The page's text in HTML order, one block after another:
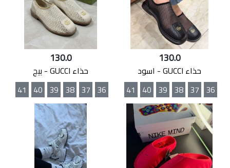
130.0
حذاء GUCCI - اسود
36
37
38
39
40
41
130.0
حذاء GUCCI - بيج
36
37
38
39
40
41